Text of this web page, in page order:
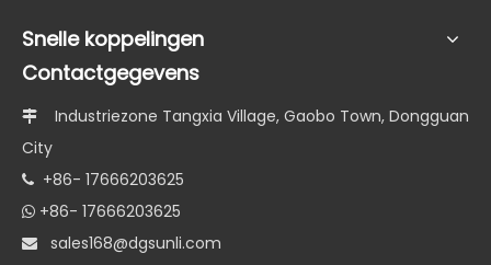
Snelle koppelingen
Contactgegevens

Industriezone Tangxia Village, Gaobo Town, Dongguan
City
 +86- 17666203625
 +86- 17666203625
 sales168@dgsunli.com